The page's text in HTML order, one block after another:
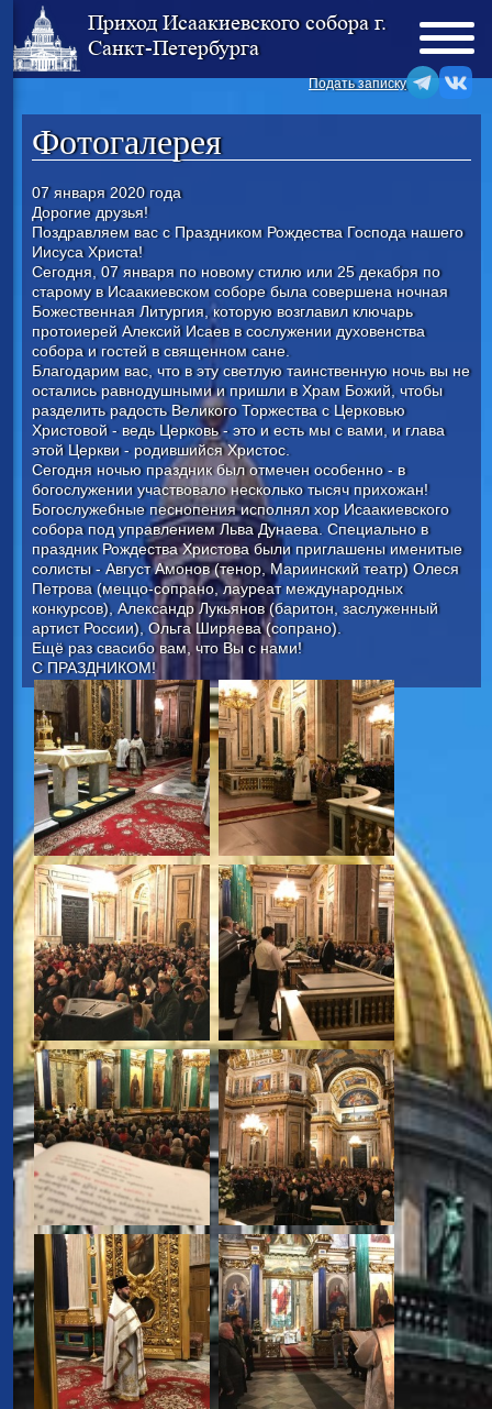
Приход Исаакиевского собора г.
Санкт-Петербурга
Подать записку
Фотогалерея
07 января 2020 года
Дорогие друзья!
Поздравляем вас с Праздником Рождества Господа нашего
Иисуса Христа!
Сегодня, 07 января по новому стилю или 25 декабря по
старому в Исаакиевском соборе была совершена ночная
Божественная Литургия, которую возглавил ключарь
протоиерей Алексий Исаев в сослужении духовенства
собора и гостей в священном сане.
Благодарим вас, что в эту светлую таинственную ночь вы не
остались равнодушными и пришли в Храм Божий, чтобы
разделить радость Великого Торжества с Церковью
Христовой - ведь Церковь - это и есть мы с вами, и глава
этой Церкви - родившийся Христос.
Сегодня ночью праздник был отмечен особенно - в
богослужении участвовало несколько тысяч прихожан!
Богослужебные песнопения исполнял хор Исаакиевского
собора под управлением Льва Дунаева. Специально в
праздник Рождества Христова были приглашены именитые
солисты - Август Амонов (тенор, Мариинский театр) Олеся
Петрова (меццо-сопрано, лауреат международных
конкурсов), Александр Лукьянов (баритон, заслуженный
артист России), Ольга Ширяева (сопрано).
Ещё раз свасибо вам, что Вы с нами!
С ПРАЗДНИКОМ!